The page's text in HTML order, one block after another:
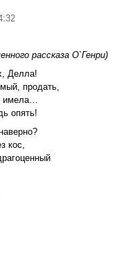
рассказа О`Генри)
Делла!
продать,
имела…
опять!
кос,